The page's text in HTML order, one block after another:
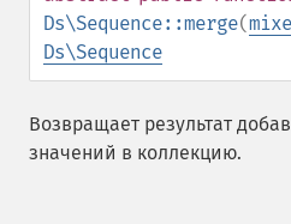
Ds\Sequence::merge(
Ds\Sequence
Возвращает результат
значений в коллекцию.